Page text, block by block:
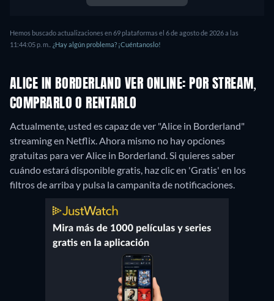
Hemos buscado actualizaciones en 69 plataformas el 6 de agosto de 2026 a las
11:44:05 p. m..
¿Hay algún problema? ¡Cuéntanoslo!
ALICE IN BORDERLAND VER ONLINE: POR STREAM,
COMPRARLO O RENTARLO
Actualmente, usted es capaz de ver "Alice in Borderland"
streaming en Netflix. Ahora mismo no hay opciones
gratuitas para ver Alice in Borderland. Si quieres saber
cuándo estará disponible gratis, haz clic en 'Gratis' en los
filtros de arriba y pulsa la campanita de notificaciones.